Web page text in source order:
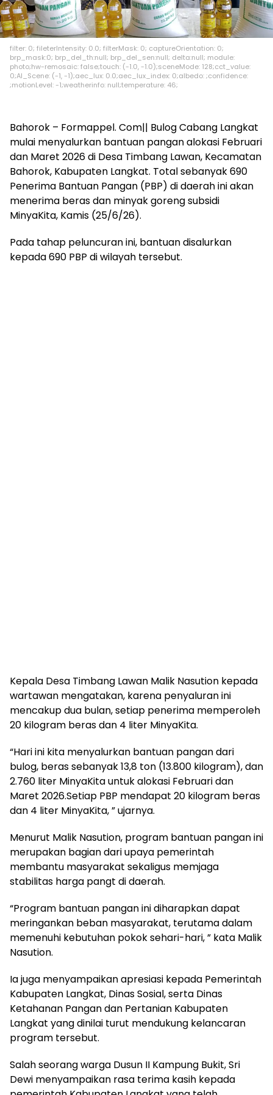
filter: 0; fileterIntensity: 0.0; filterMask: 0; captureOrientation: 0;
brp_mask:0; brp_del_th:null; brp_del_sen:null; delta:null; module:
photo;hw-remosaic: false;touch: (-1.0, -1.0);sceneMode: 128;cct_value:
0;AI_Scene: (-1, -1);aec_lux: 0.0;aec_lux_index: 0;albedo: ;confidence:
;motionLevel: -1;weatherinfo: null;temperature: 46;
Bahorok – Formappel. Com|| Bulog Cabang Langkat
mulai menyalurkan bantuan pangan alokasi Februari
dan Maret 2026 di Desa Timbang Lawan, Kecamatan
Bahorok, Kabupaten Langkat. Total sebanyak 690
Penerima Bantuan Pangan (PBP) di daerah ini akan
menerima beras dan minyak goreng subsidi
MinyaKita, Kamis (25/6/26).
Pada tahap peluncuran ini, bantuan disalurkan
kepada 690 PBP di wilayah tersebut.
Kepala Desa Timbang Lawan Malik Nasution kepada
wartawan mengatakan, karena penyaluran ini
mencakup dua bulan, setiap penerima memperoleh
20 kilogram beras dan 4 liter MinyaKita.
“Hari ini kita menyalurkan bantuan pangan dari
bulog, beras sebanyak 13,8 ton (13.800 kilogram), dan
2.760 liter MinyaKita untuk alokasi Februari dan
Maret 2026.Setiap PBP mendapat 20 kilogram beras
dan 4 liter MinyaKita, ” ujarnya.
Menurut Malik Nasution, program bantuan pangan ini
merupakan bagian dari upaya pemerintah
membantu masyarakat sekaligus memjaga
stabilitas harga pangt di daerah.
“Program bantuan pangan ini diharapkan dapat
meringankan beban masyarakat, terutama dalam
memenuhi kebutuhan pokok sehari-hari, ” kata Malik
Nasution.
Ia juga menyampaikan apresiasi kepada Pemerintah
Kabupaten Langkat, Dinas Sosial, serta Dinas
Ketahanan Pangan dan Pertanian Kabupaten
Langkat yang dinilai turut mendukung kelancaran
program tersebut.
Salah seorang warga Dusun II Kampung Bukit, Sri
Dewi menyampaikan rasa terima kasih kepada